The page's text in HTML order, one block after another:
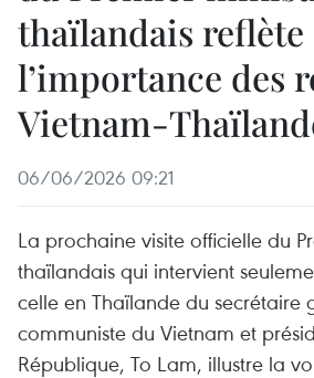
thaïlandais reflète
l’importance des
Vietnam-
06/06/2026 09:21
La prochaine visite officielle du
thaïlandais qui intervient
celle en Thaïlande du secrétaire
communiste du Vietnam et
République, To Lam, illustre la